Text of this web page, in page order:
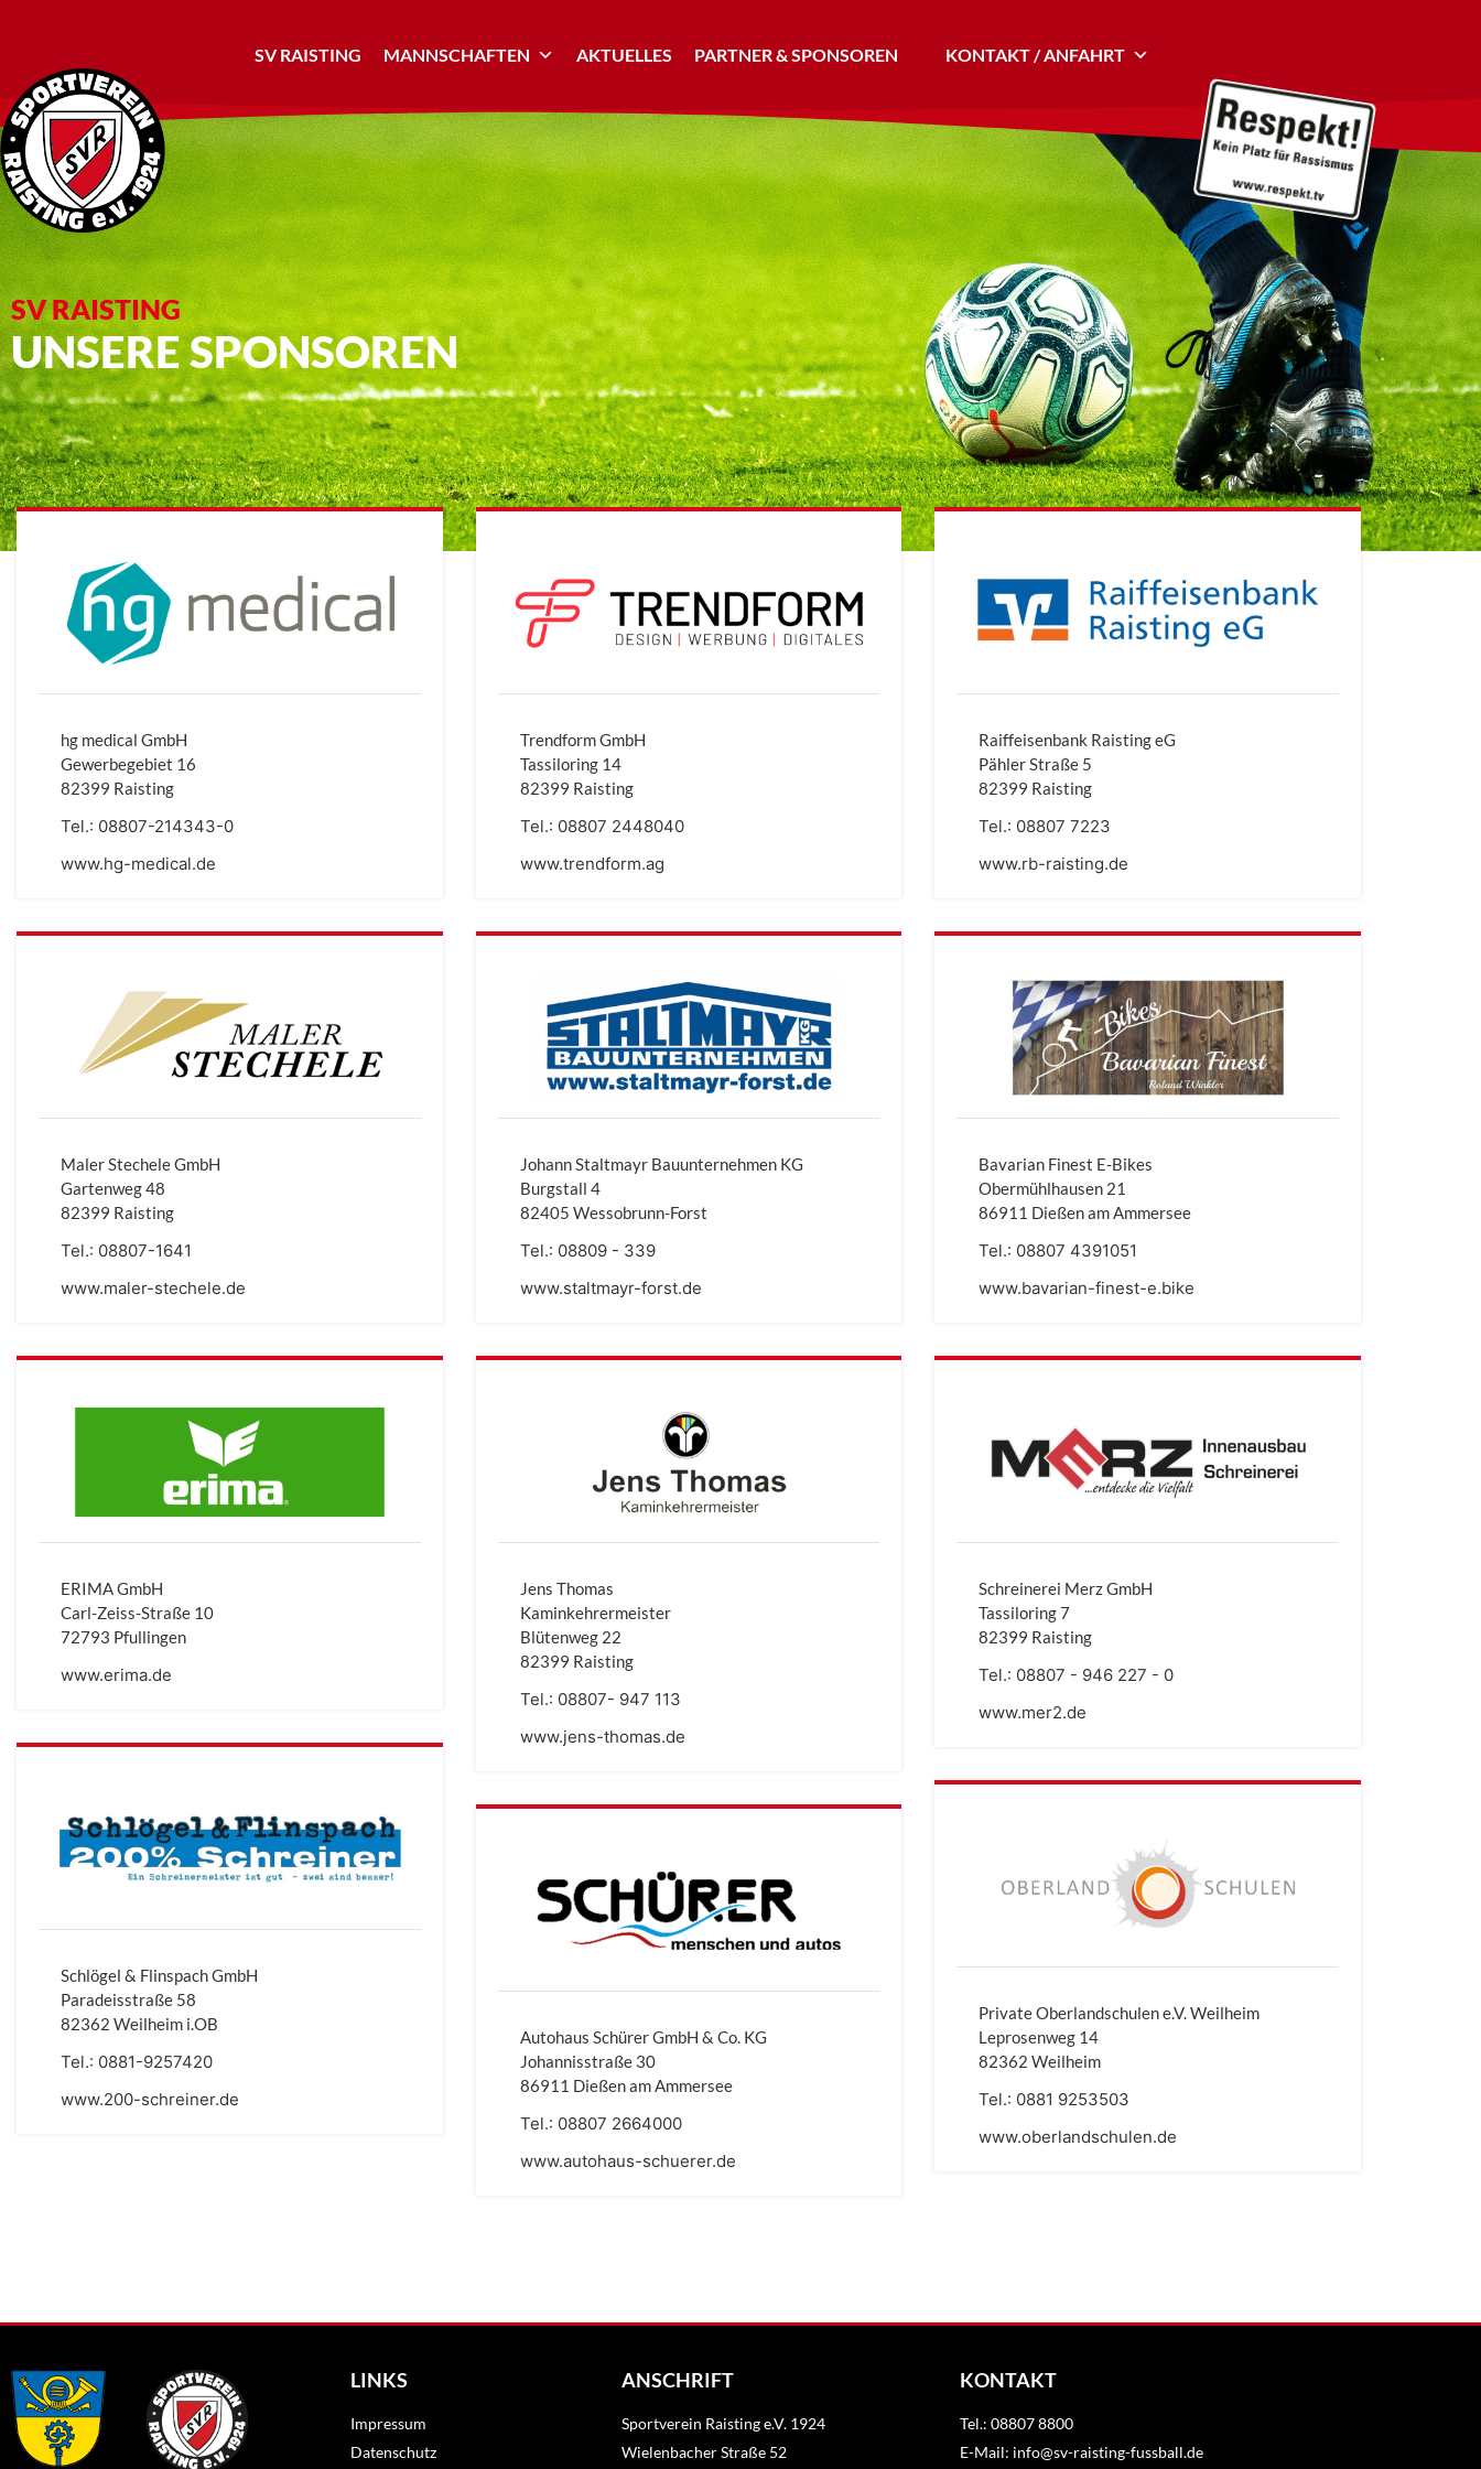
SV RAISTING MANNSCHAFTEN AKTUELLES PARTNER & SPONSOREN KONTAKT / ANFAHRT
SV RAISTING
UNSERE SPONSOREN
hg medical GmbH
Gewerbegebiet 16
82399 Raisting
Tel.: 08807-214343-0
www.hg-medical.de
Trendform GmbH
Tassiloring 14
82399 Raisting
Tel.: 08807 2448040
www.trendform.ag
Raiffeisenbank Raisting eG
Pähler Straße 5
82399 Raisting
Tel.: 08807 7223
www.rb-raisting.de
Maler Stechele GmbH
Gartenweg 48
82399 Raisting
Tel.: 08807-1641
www.maler-stechele.de
Johann Staltmayr Bauunternehmen KG
Burgstall 4
82405 Wessobrunn-Forst
Tel.: 08809 - 339
www.staltmayr-forst.de
Bavarian Finest E-Bikes
Obermühlhausen 21
86911 Dießen am Ammersee
Tel.: 08807 4391051
www.bavarian-finest-e.bike
ERIMA GmbH
Carl-Zeiss-Straße 10
72793 Pfullingen
www.erima.de
Jens Thomas
Kaminkehrermeister
Blütenweg 22
82399 Raisting
Tel.: 08807- 947 113
www.jens-thomas.de
Schreinerei Merz GmbH
Tassiloring 7
82399 Raisting
Tel.: 08807 - 946 227 - 0
www.mer2.de
Schlögel & Flinspach GmbH
Paradeisstraße 58
82362 Weilheim i.OB
Tel.: 0881-9257420
www.200-schreiner.de
Private Oberlandschulen e.V. Weilheim
Leprosenweg 14
82362 Weilheim
Tel.: 0881 9253503
www.oberlandschulen.de
Autohaus Schürer GmbH & Co. KG
Johannisstraße 30
86911 Dießen am Ammersee
Tel.: 08807 2664000
www.autohaus-schuerer.de
LINKS
Impressum
Datenschutz
ANSCHRIFT
Sportverein Raisting e.V. 1924
Wielenbacher Straße 52
KONTAKT
Tel.: 08807 8800
E-Mail: info@sv-raisting-fussball.de